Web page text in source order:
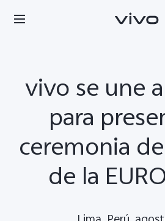
vivo se une
para
ceremonia
de la